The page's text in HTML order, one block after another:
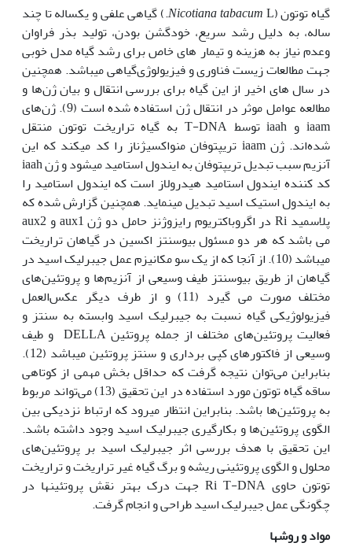
گیاه توتون ( Nicotiana tabacumL.) گیاهی علفی و یکساله تا چند
ساله، به دلیل رشد سریع، خودگشن بودن، تولید بذر فراوان
وعدم نیاز به هزینه و تیمار های خاص برای رشد گیاه مدل خوبی
جهت مطالعات زیست فناوری و فیزیولوژی‌گیاهی می‏باشد. همچنین
در سال های اخیر از این گیاه برای بررسی انتقال و بیان ژن‌ها و
مطالعه عوامل موثر در انتقال ژن استفاده شده است (9). ژن‌های
iaam و iaah توسط T-DNA به گیاه تراریخت توتون منتقل
شده‌اند. ژن iaam تریپتوفان منواکسیژناز را کد می‏کند که این
آنزیم سبب تبدیل تریپتوفان به ایندول‏ استامید می‏شود و ژن iaah
کد کننده ایندول استامید هیدرولاز است که ایندول استامید را
به ایندول استیک اسید تبدیل می‏نماید. همچنین گزارش شده که
پلاسمید Ri در اگروباکتریوم رایزوژنز حامل دو ژن aux1 و aux2
می باشد که هر دو مسئول بیوسنتز اکسین در گیاهان تراریخت
می‏باشد (10). از آنجا که از یک سو مکانیزم عمل جیبرلیک اسید در
گیاهان از طریق بیوسنتز طیف وسیعی از آنزیم‌ها و پروتئین‌های
مختلف صورت می گیرد (11) و از طرف دیگر عکس‌العمل
فیزیولوژیکی گیاه نسبت به جیبرلیک اسید وابسته به سنتز و
فعالیت پروتئین‌های مختلف از جمله پروتئین DELLA و طیف
وسیعی از فاکتورهای کپی برداری و سنتز پروتئین می‏باشد (12).
بنابراین می‌توان نتیجه گرفت که حداقل بخش مهمی از کوتاهی
ساقه گیاه توتون مورد استفاده در این تحقیق (13) می‌تواند مربوط
به پروتئین‌ها باشد. بنابراین انتظار می‏رود که ارتباط نزدیکی بین
الگوی پروتئین‌ها و بکارگیری جیبرلیک ‌اسید وجود داشته باشد.
این تحقیق با هدف بررسی اثر جیبرلیک اسید بر پروتئین‌های
محلول و الگوی پروتئینی ریشه و برگ گیاه غیر تراریخت و تراریخت
توتون حاوی Ri T-DNA جهت درک بهتر نقش پروتئین‏ها در
چگونگی عمل جیبرلیک اسید طراحی و انجام گرفت.
مواد و روش‏ها